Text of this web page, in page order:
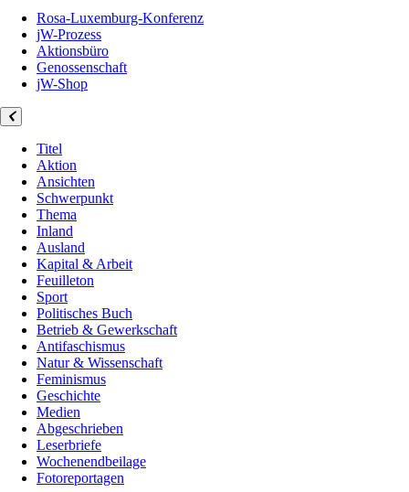
Rosa-Luxemburg-Konferenz
jW-Prozess
Aktionsbüro
Genossenschaft
jW-Shop
Titel
Aktion
Ansichten
Schwerpunkt
Thema
Inland
Ausland
Kapital & Arbeit
Feuilleton
Sport
Politisches Buch
Betrieb & Gewerkschaft
Antifaschismus
Natur & Wissenschaft
Feminismus
Geschichte
Medien
Abgeschrieben
Leserbriefe
Wochenendbeilage
Fotoreportagen